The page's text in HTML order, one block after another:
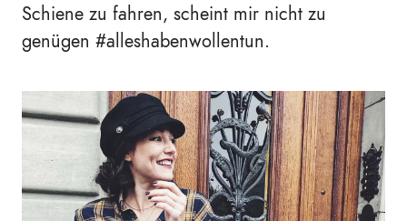
Schiene zu fahren, scheint mir nicht zu
genügen #alleshabenwollentun.